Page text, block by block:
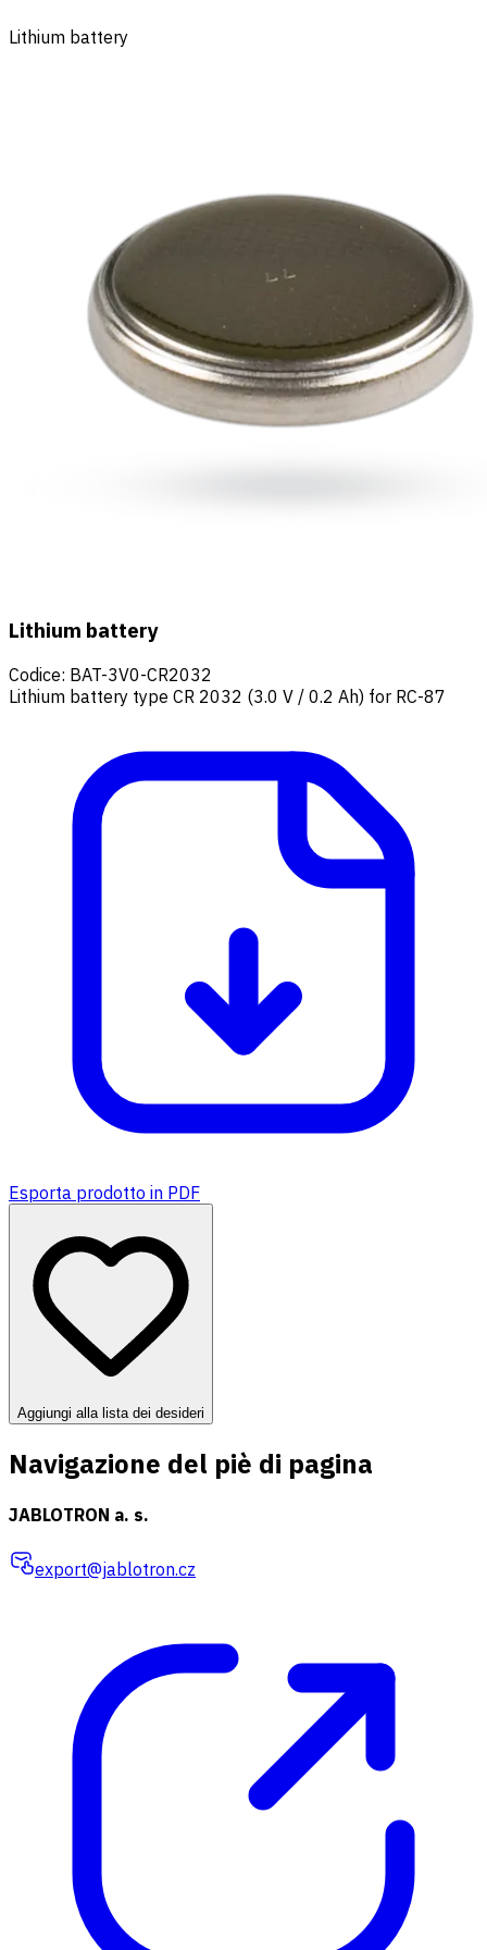
Lithium battery
Lithium battery
Codice: BAT-3V0-CR2032
Lithium battery type CR 2032 (3.0 V / 0.2 Ah) for RC-87
Esporta prodotto in PDF
Aggiungi alla lista dei desideri
Navigazione del piè di pagina
JABLOTRON a. s.
export@jablotron.cz